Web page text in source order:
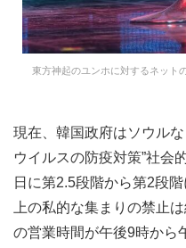
東方神起のユンホに対するネット
現在、韓国政府はソウル
ウイルスの防疫対策”社会
日に第2.5段階から第2段
上の私的な集まりの禁止
の営業時間が午後9時から